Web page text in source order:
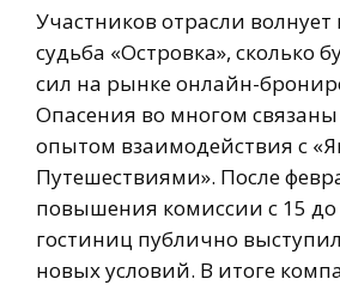
Участников отрасли волнует
судьба «Островка», сколько
сил на рынке онлайн-
Опасения во многом
опытом взаимодействия с
Путешествиями». После
повышения комиссии с 15 до
гостиниц публично
новых условий. В итоге